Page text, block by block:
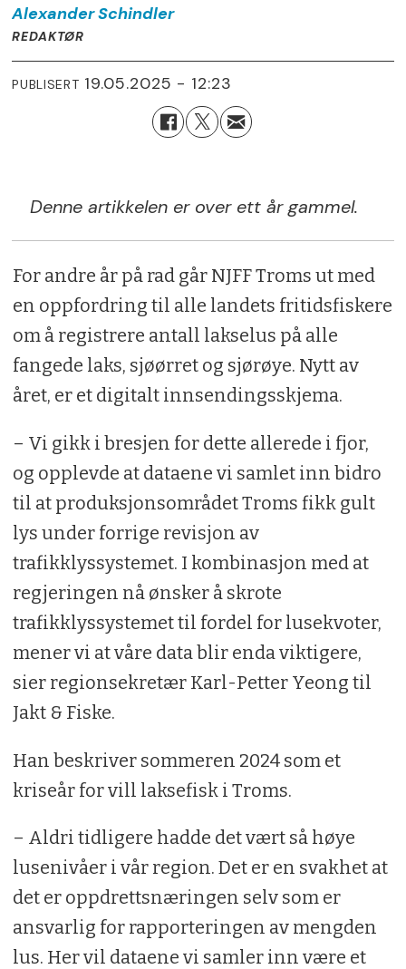
AlexanderSchindler
REDAKTØR
PUBLISERT 19.05.2025 - 12:23
Denne artikkelen er over ett år gammel.
For andre år på rad går NJFF Troms ut med
en oppfordring til alle landets fritidsfiskere
om å registrere antall lakselus på alle
fangede laks, sjøørret og sjørøye. Nytt av
året, er et digitalt innsendingsskjema.
– Vi gikk i bresjen for dette allerede i fjor,
og opplevde at dataene vi samlet inn bidro
til at produksjonsområdet Troms fikk gult
lys under forrige revisjon av
trafikklyssystemet. I kombinasjon med at
regjeringen nå ønsker å skrote
trafikklyssystemet til fordel for lusekvoter,
mener vi at våre data blir enda viktigere,
sier regionsekretær Karl-Petter Yeong til
Jakt & Fiske.
Han beskriver sommeren 2024 som et
kriseår for vill laksefisk i Troms.
– Aldri tidligere hadde det vært så høye
lusenivåer i vår region. Det er en svakhet at
det er oppdrettsnæringen selv som er
ansvarlig for rapporteringen av mengden
lus. Her vil dataene vi samler inn være et